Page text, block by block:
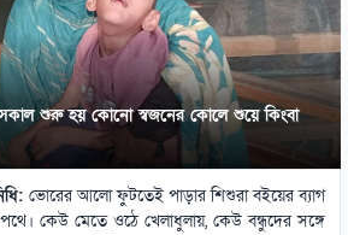
শুরু হয় কোনো স্বজনের কোলে শুয়ে কিংবা
ভোরের আলো ফুটতেই পাড়ার শিশুরা বইয়ের ব্যাগ
কেউ মেতে ওঠে খেলাধুলায়, কেউ বন্ধুদের সঙ্গে